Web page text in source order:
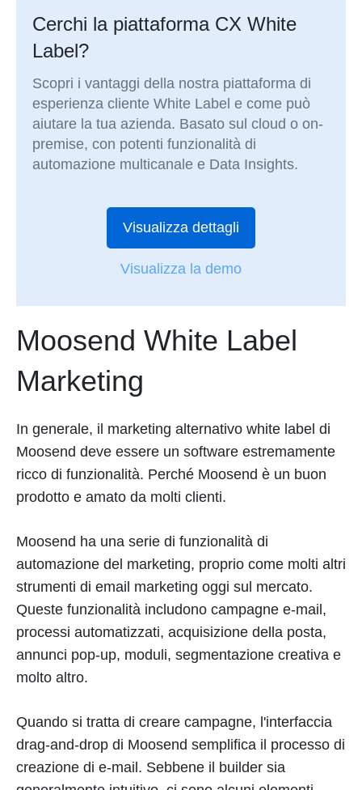
Cerchi la piattaforma CX White
Label?
Scopri i vantaggi della nostra piattaforma di
esperienza cliente White Label e come può
aiutare la tua azienda. Basato sul cloud o on-
premise, con potenti funzionalità di
automazione multicanale e Data Insights.
Visualizza dettagli
Visualizza la demo
Moosend White Label
Marketing
In generale, il marketing alternativo white label di
Moosend deve essere un software estremamente
ricco di funzionalità. Perché Moosend è un buon
prodotto e amato da molti clienti.
Moosend ha una serie di funzionalità di
automazione del marketing, proprio come molti altri
strumenti di email marketing oggi sul mercato.
Queste funzionalità includono campagne e-mail,
processi automatizzati, acquisizione della posta,
annunci pop-up, moduli, segmentazione creativa e
molto altro.
Quando si tratta di creare campagne, l'interfaccia
drag-and-drop di Moosend semplifica il processo di
creazione di e-mail. Sebbene il builder sia